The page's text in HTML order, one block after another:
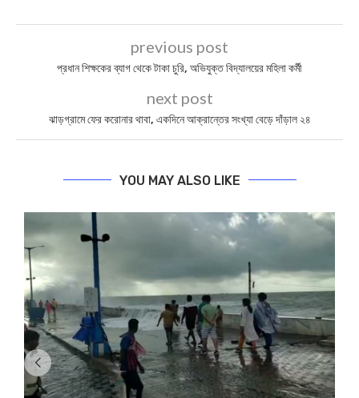
previous post
প্রধান শিক্ষকের ব্যাগ থেকে টাকা চুরি, অভিযুক্ত বিদ্যালয়ের মহিলা কর্মী
next post
ঝাড়গ্র‍ামে ফের করোনার থাবা, একদিনে আক্রান্তের সংখ্যা বেড়ে দাঁড়াল ২৪
YOU MAY ALSO LIKE